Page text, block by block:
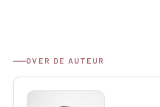
OVER DE AUTEUR